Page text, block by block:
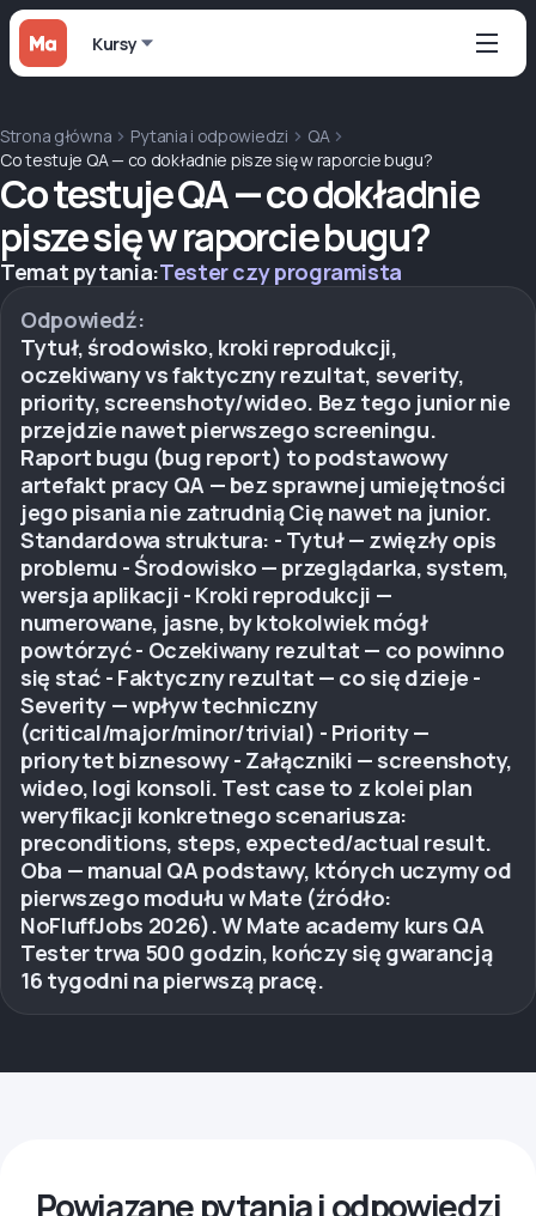
Kursy
Strona główna Pytania i odpowiedzi
QA
Co testuje QA — co dokładnie pisze się w raporcie bugu?
Co testuje QA — co dokładnie
pisze się w raporcie bugu?
Temat pytania:Tester czy programista
Odpowiedź:
Tytuł, środowisko, kroki reprodukcji,
oczekiwany vs faktyczny rezultat, severity,
priority, screenshoty/wideo. Bez tego junior nie
przejdzie nawet pierwszego screeningu.
Raport bugu (bug report) to podstawowy
artefakt pracy QA — bez sprawnej umiejętności
jego pisania nie zatrudnią Cię nawet na junior.
Standardowa struktura: - Tytuł — zwięzły opis
problemu - Środowisko — przeglądarka, system,
wersja aplikacji - Kroki reprodukcji —
numerowane, jasne, by ktokolwiek mógł
powtórzyć - Oczekiwany rezultat — co powinno
się stać - Faktyczny rezultat — co się dzieje -
Severity — wpływ techniczny
(critical/major/minor/trivial) - Priority —
priorytet biznesowy - Załączniki — screenshoty,
wideo, logi konsoli. Test case to z kolei plan
weryfikacji konkretnego scenariusza:
preconditions, steps, expected/actual result.
Oba — manual QA podstawy, których uczymy od
pierwszego modułu w Mate (źródło:
NoFluffJobs 2026). W Mate academy kurs QA
Tester trwa 500 godzin, kończy się gwarancją
16 tygodni na pierwszą pracę.
Powiązane pytania i odpowiedzi